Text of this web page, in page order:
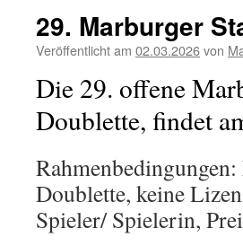
29. Marburger
Veröffentlicht am 02.03.2026von
Die 29. offene
Doublette, findet
Doublette, keine
Spieler/ Spielerin,